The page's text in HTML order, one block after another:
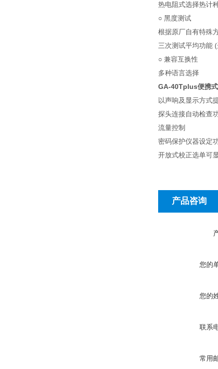
热电阻式选择热计
○ 黑度测试
根据原厂自有特殊
三次测试平均功能
○ 兼容互换性
多种语言选择
GA-40Tplus便携
以声响及显示方式
探头连接自动检查
流量控制
密码保护仪器设定
开放式校正选单可
产品咨询
您的
您的
联系
常用